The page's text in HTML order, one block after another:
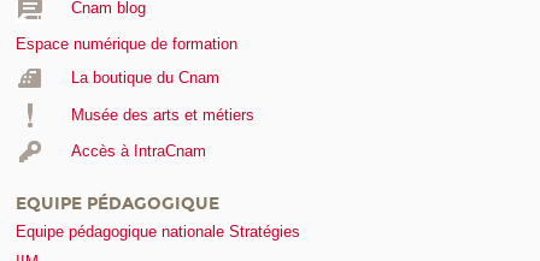
Cnam blog
Espace numérique de formation
La boutique du Cnam
Musée des arts et métiers
Accès à IntraCnam
EQUIPE PÉDAGOGIQUE
Equipe pédagogique nationale Stratégies